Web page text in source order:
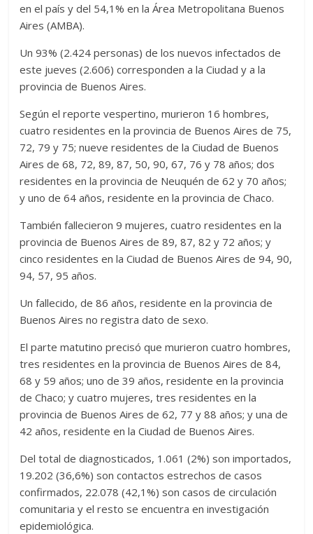
en el país y del 54,1% en la Área Metropolitana Buenos
Aires (AMBA).
Un 93% (2.424 personas) de los nuevos infectados de
este jueves (2.606) corresponden a la Ciudad y a la
provincia de Buenos Aires.
Según el reporte vespertino, murieron 16 hombres,
cuatro residentes en la provincia de Buenos Aires de 75,
72, 79 y 75; nueve residentes de la Ciudad de Buenos
Aires de 68, 72, 89, 87, 50, 90, 67, 76 y 78 años; dos
residentes en la provincia de Neuquén de 62 y 70 años;
y uno de 64 años, residente en la provincia de Chaco.
También fallecieron 9 mujeres, cuatro residentes en la
provincia de Buenos Aires de 89, 87, 82 y 72 años; y
cinco residentes en la Ciudad de Buenos Aires de 94, 90,
94, 57, 95 años.
Un fallecido, de 86 años, residente en la provincia de
Buenos Aires no registra dato de sexo.
El parte matutino precisó que murieron cuatro hombres,
tres residentes en la provincia de Buenos Aires de 84,
68 y 59 años; uno de 39 años, residente en la provincia
de Chaco; y cuatro mujeres, tres residentes en la
provincia de Buenos Aires de 62, 77 y 88 años; y una de
42 años, residente en la Ciudad de Buenos Aires.
Del total de diagnosticados, 1.061 (2%) son importados,
19.202 (36,6%) son contactos estrechos de casos
confirmados, 22.078 (42,1%) son casos de circulación
comunitaria y el resto se encuentra en investigación
epidemiológica.